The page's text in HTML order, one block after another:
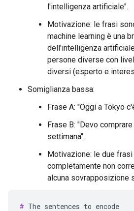
l'intelligenza artificiale".
Motivazione: le frasi
machine learning è una
dell'intelligenza
persone diverse con
diversi (esperto e
Somiglianza bassa:
Frase A: "Oggi a Tokyo
Frase B: "Devo
settimana".
Motivazione: le due
completamente non
alcuna sovrapposizione
# The sentences to encode